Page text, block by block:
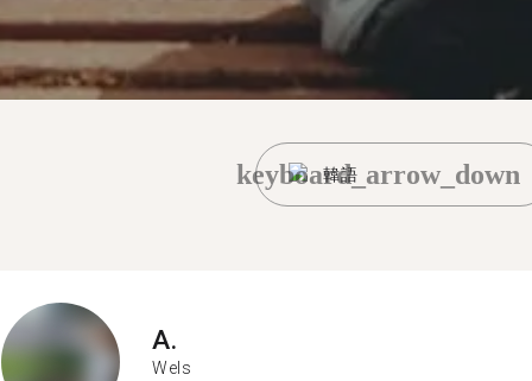
韓語
keyboard_arrow_down
A.
Wels